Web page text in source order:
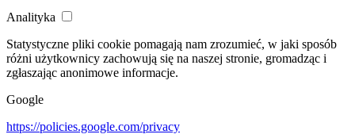
Analityka
Statystyczne pliki cookie pomagają nam zrozumieć, w jaki sposób
różni użytkownicy zachowują się na naszej stronie, gromadząc i
zgłaszając anonimowe informacje.
Google
https://policies.google.com/privacy